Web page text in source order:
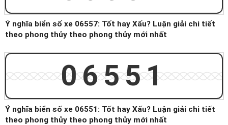
Ý nghĩa biển số xe 06557: Tốt hay Xấu? Luận giải chi tiết
theo phong thủy theo phong thủy mới nhất
06551
Ý nghĩa biển số xe 06551: Tốt hay Xấu? Luận giải chi tiết
theo phong thủy theo phong thủy mới nhất